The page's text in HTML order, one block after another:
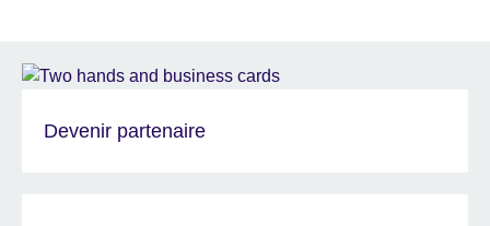
Devenir partenaire